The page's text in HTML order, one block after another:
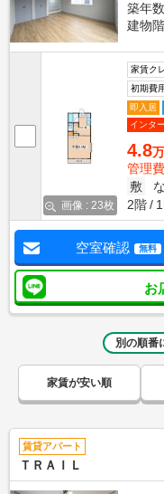
築年数
建物
画像 : 23枚
家賃ク
初期費
即入居
インタ
4.8
管理
敷
2階
空室確認 無料
お
別の順番
家賃が安い順
賃貸アパート
ＴＲＡＩＬ